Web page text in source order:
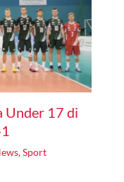
Under 17 di
,Sport